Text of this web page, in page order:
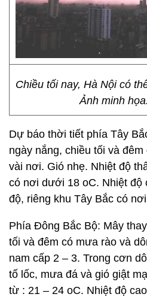
Chiều tối nay, Hà Nội có
Ảnh minh
Dự báo thời tiết phía Tây
ngày nắng, chiều tối và
vài nơi. Gió nhẹ. Nhiệt độ
có nơi dưới 18 oC. Nhiệt độ
độ, riêng khu Tây Bắc có
Phía Đông Bắc Bộ: Mây
tối và đêm có mưa rào và
nam cấp 2 – 3. Trong cơn
tố lốc, mưa đá và gió giật
từ : 21 – 24 oC. Nhiệt độ